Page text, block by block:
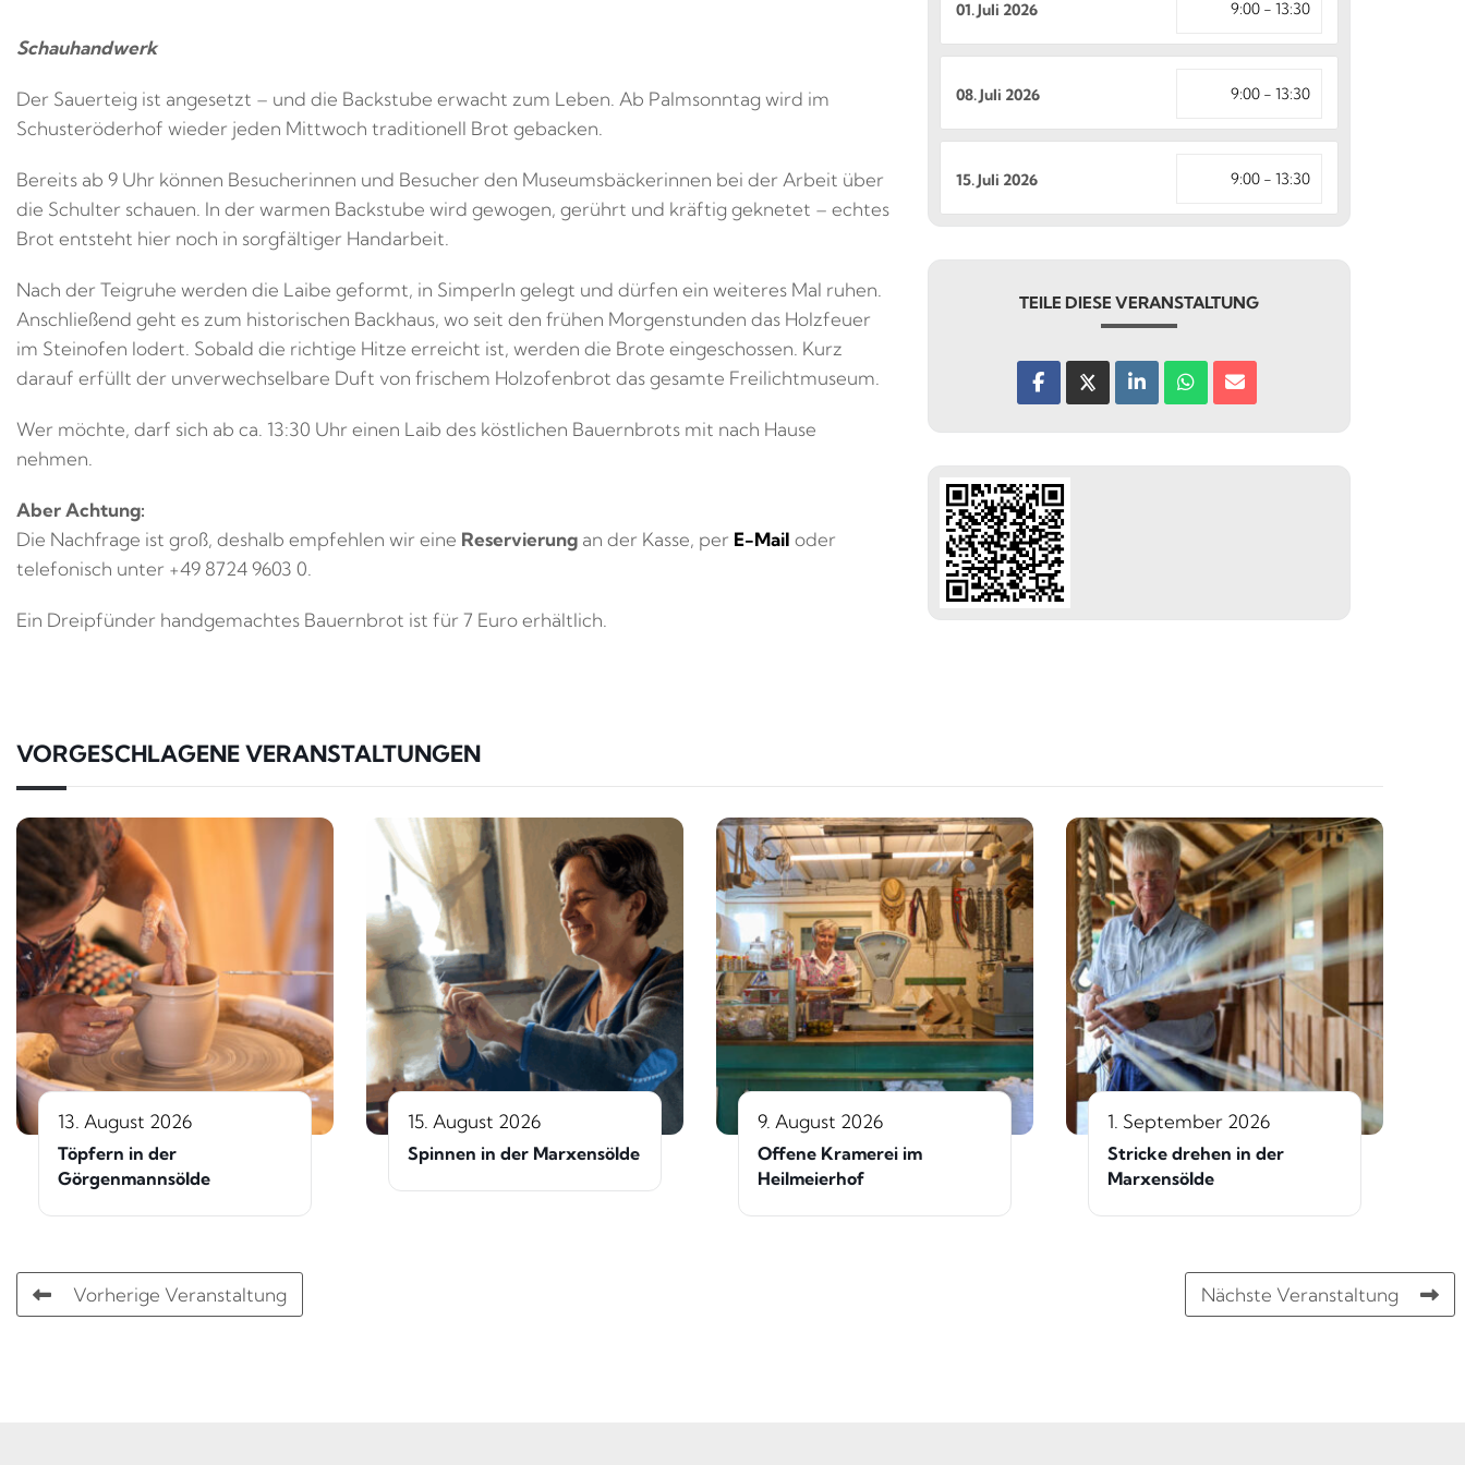
Schauhandwerk
Der Sauerteig ist angesetzt – und die Backstube erwacht zum Leben. Ab Palmsonntag wird im
Schusteröderhof wieder jeden Mittwoch traditionell Brot gebacken.
Bereits ab 9 Uhr können Besucherinnen und Besucher den Museumsbäckerinnen bei der Arbeit über
die Schulter schauen. In der warmen Backstube wird gewogen, gerührt und kräftig geknetet – echtes
Brot entsteht hier noch in sorgfältiger Handarbeit.
Nach der Teigruhe werden die Laibe geformt, in Simperln gelegt und dürfen ein weiteres Mal ruhen.
Anschließend geht es zum historischen Backhaus, wo seit den frühen Morgenstunden das Holzfeuer
im Steinofen lodert. Sobald die richtige Hitze erreicht ist, werden die Brote eingeschossen. Kurz
darauf erfüllt der unverwechselbare Duft von frischem Holzofenbrot das gesamte Freilichtmuseum.
Wer möchte, darf sich ab ca. 13:30 Uhr einen Laib des köstlichen Bauernbrots mit nach Hause
nehmen.
Aber Achtung:
Die Nachfrage ist groß, deshalb empfehlen wir eine Reservierung an der Kasse, per E-Mail oder
telefonisch unter +49 8724 9603 0.
Ein Dreipfünder handgemachtes Bauernbrot ist für 7 Euro erhältlich.
01. Juli 2026 9:00 - 13:30
08. Juli 2026 9:00 - 13:30
15. Juli 2026 9:00 - 13:30
TEILE DIESE VERANSTALTUNG
VORGESCHLAGENE VERANSTALTUNGEN
13. August 2026
Töpfern in der
Görgenmannsölde
15. August 2026
Spinnen in der Marxensölde
9. August 2026
Offene Kramerei im
Heilmeierhof
1. September 2026
Stricke drehen in der
Marxensölde
Vorherige Veranstaltung Nächste Veranstaltung